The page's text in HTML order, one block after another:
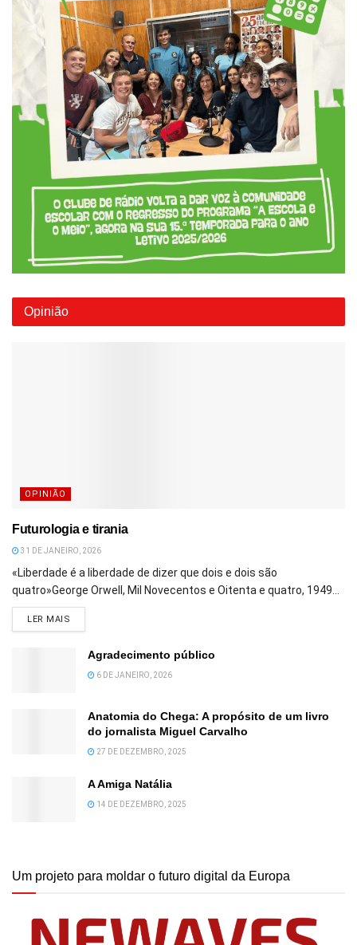
Opinião
OPINIÃO
Futurologia e tirania
31 DE JANEIRO, 2026
«Liberdade é a liberdade de dizer que dois e dois são
quatro»George Orwell, Mil Novecentos e Oitenta e quatro, 1949...
LER MAIS
Agradecimento público
6 DE JANEIRO, 2026
Anatomia do Chega: A propósito de um livro
do jornalista Miguel Carvalho
27 DE DEZEMBRO, 2025
A Amiga Natália
14 DE DEZEMBRO, 2025
Um projeto para moldar o futuro digital da Europa